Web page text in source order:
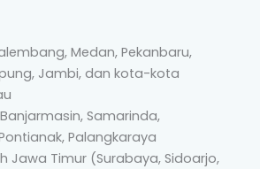
Medan, Pekanbaru,
Jambi, dan kota-kota
Samarinda,
Palangkaraya
Jawa Timur (Surabaya, Sidoarjo,